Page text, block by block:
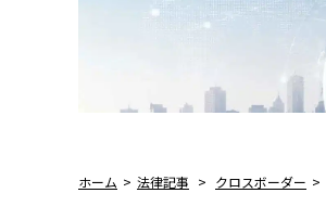
ホーム > 法律記事 > クロスボーダー >